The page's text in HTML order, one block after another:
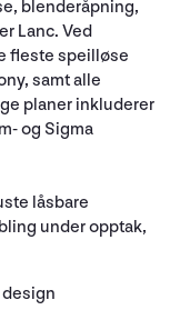
blenderåpning,
Lanc. Ved
fleste speilløse
samt alle
planer inkluderer
og Sigma
låsbare
under opptak,